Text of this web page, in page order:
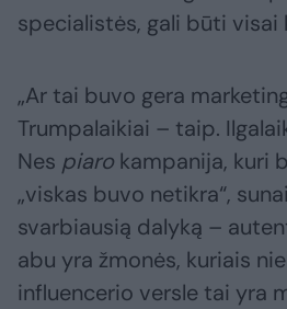
specialistės, gali būti visai
„Ar tai buvo gera
Trumpalaikiai – taip.
Nes piaro kampanija, kuri
„viskas buvo netikra“,
svarbiausią dalyką –
abu yra žmonės, kuriais
influencerio versle tai yra